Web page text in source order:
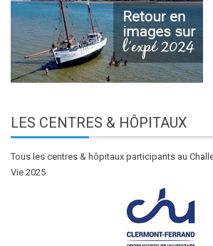
LES CENTRES & HÔPITAUX
Tous les centres & hôpitaux participants au
Vie 2025